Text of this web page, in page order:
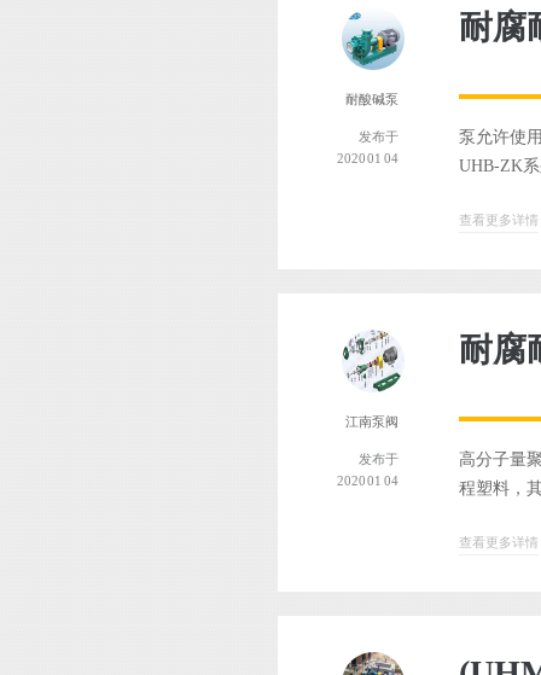
耐酸碱泵
发布于
2020 01 04
耐腐
泵允许使
UHB-ZK
查看更多详情
江南泵阀
发布于
2020 01 04
耐腐
高分子量
程塑料，
查看更多详情